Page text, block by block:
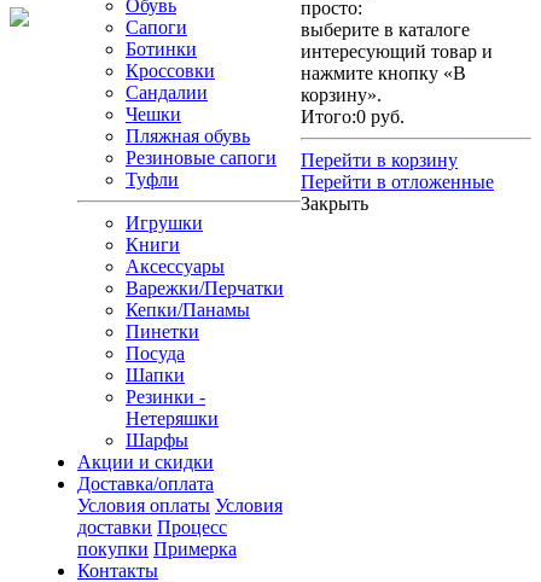
Обувь
Сапоги
Ботинки
Кроссовки
Сандалии
Чешки
Пляжная обувь
Резиновые сапоги
Туфли
Игрушки
Книги
Аксессуары
Варежки/Перчатки
Кепки/Панамы
Пинетки
Посуда
Шапки
Резинки -
Нетеряшки
Шарфы
Акции и скидки
Доставка/оплата
Условия оплаты Условия
доставки Процесс
покупки Примерка
Контакты
просто:
выберите в каталоге
интересующий товар и
нажмите кнопку «В
корзину».
Итого:0 руб.
Перейти в корзину
Перейти в отложенные
Закрыть